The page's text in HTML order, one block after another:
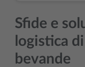
Sfide e
logistica
bevande